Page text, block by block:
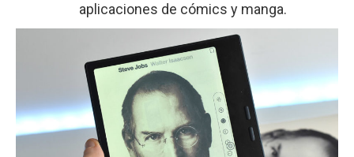
aplicaciones de cómics y manga.